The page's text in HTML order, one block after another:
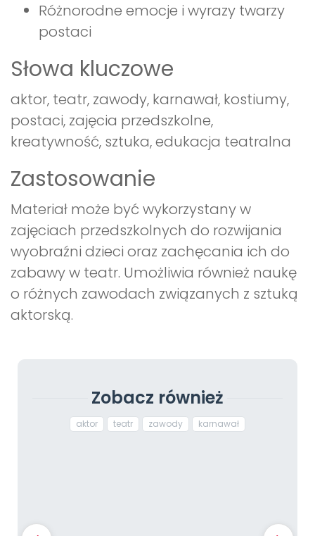
Różnorodne emocje i wyrazy twarzy
postaci
Słowa kluczowe
aktor, teatr, zawody, karnawał, kostiumy,
postaci, zajęcia przedszkolne,
kreatywność, sztuka, edukacja teatralna
Zastosowanie
Materiał może być wykorzystany w
zajęciach przedszkolnych do rozwijania
wyobraźni dzieci oraz zachęcania ich do
zabawy w teatr. Umożliwia również naukę
o różnych zawodach związanych z sztuką
aktorską.
Zobacz również
aktor teatr zawody karnawał